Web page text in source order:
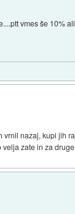
vmes še 10%
nazaj, kupi jih
zate in za